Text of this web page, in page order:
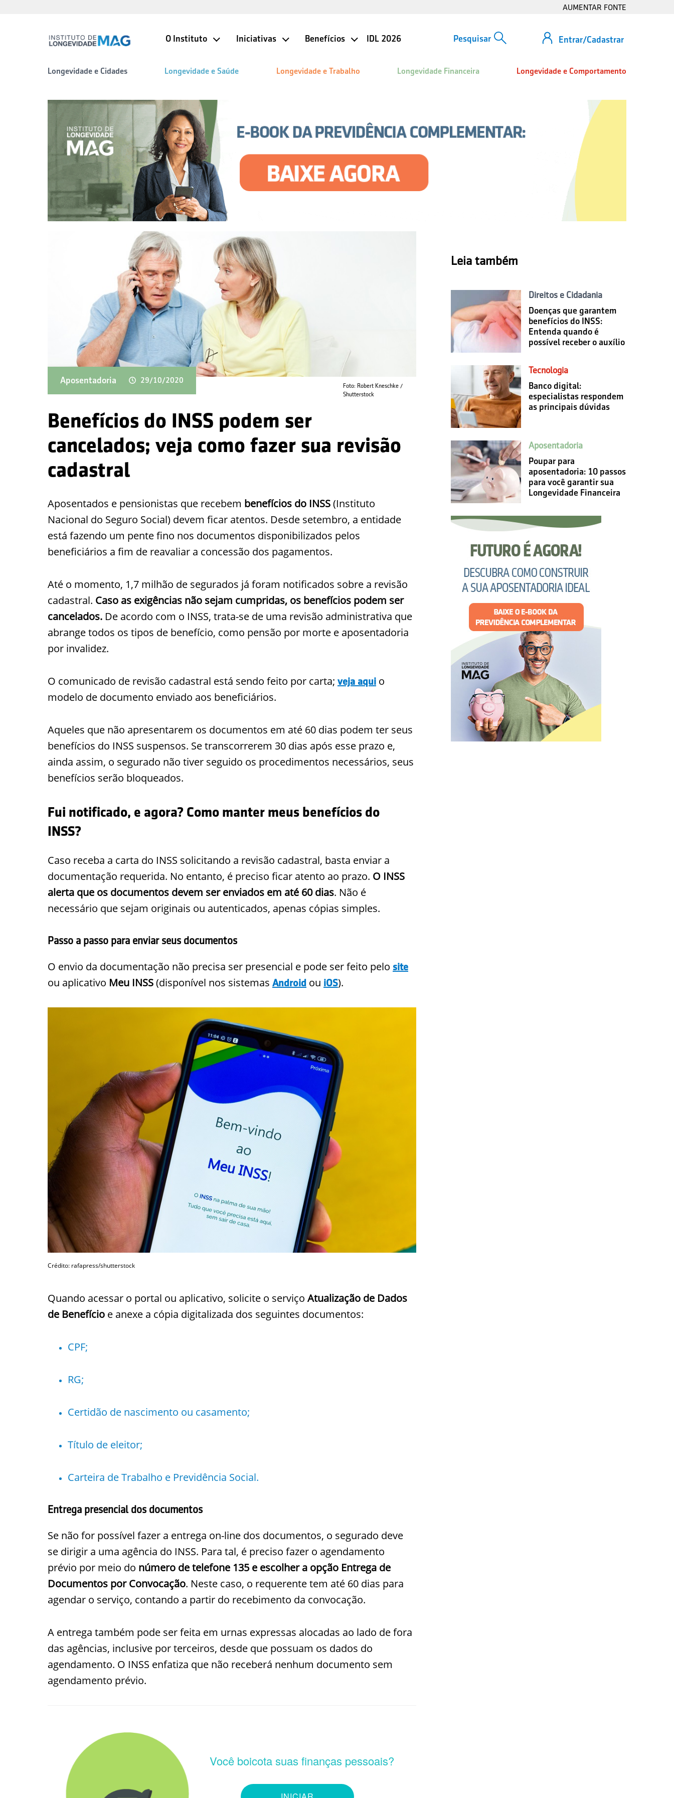
AUMENTAR FONTE
Entrar/Cadastrar
O Instituto Iniciativas Benefícios IDL 2026
Longevidade e Cidades Longevidade e Saúde Longevidade e Trabalho Longevidade Financeira Longevidade e Comportamento
Foto: Robert Kneschke /
Shutterstock
Aposentadoria 29/10/2020
Benefícios do INSS podem ser
cancelados; veja como fazer sua revisão
cadastral
Aposentados e pensionistas que recebem benefícios do INSS(Instituto
Nacional do Seguro Social) devem ficar atentos. Desde setembro, a entidade
está fazendo um pente fino nos documentos disponibilizados pelos
beneficiários a fim de reavaliar a concessão dos pagamentos.
Até o momento, 1,7 milhão de segurados já foram notificados sobre a revisão
cadastral. Caso as exigências não sejam cumpridas, os benefícios podem ser
cancelados. De acordo com o INSS, trata-se de uma revisão administrativa que
abrange todos os tipos de benefício, como pensão por morte e aposentadoria
por invalidez.
O comunicado de revisão cadastral está sendo feito por carta; veja aqui o
modelo de documento enviado aos beneficiários.
Aqueles que não apresentarem os documentos em até 60 dias podem ter seus
benefícios do INSS suspensos. Se transcorrerem 30 dias após esse prazo e,
ainda assim, o segurado não tiver seguido os procedimentos necessários, seus
benefícios serão bloqueados.
Fui notificado, e agora? Como manter meus benefícios do
INSS?
Caso receba a carta do INSS solicitando a revisão cadastral, basta enviar a
documentação requerida. No entanto, é preciso ficar atento ao prazo. O INSS
alerta que os documentos devem ser enviados em até 60 dias. Não é
necessário que sejam originais ou autenticados, apenas cópias simples.
Passo a passo para enviar seus documentos
O envio da documentação não precisa ser presencial e pode ser feito pelo site
ou aplicativo Meu INSS(disponível nos sistemas Android ou iOS).
Crédito: rafapress/shutterstock
Quando acessar o portal ou aplicativo, solicite o serviço Atualização de Dados
de Benefício e anexe a cópia digitalizada dos seguintes documentos:
CPF;
RG;
Certidão de nascimento ou casamento;
Título de eleitor;
Carteira de Trabalho e Previdência Social.
Entrega presencial dos documentos
Se não for possível fazer a entrega on-line dos documentos, o segurado deve
se dirigir a uma agência do INSS. Para tal, é preciso fazer o agendamento
prévio por meio do número de telefone 135 e escolher a opção Entrega de
Documentos por Convocação. Neste caso, o requerente tem até 60 dias para
agendar o serviço, contando a partir do recebimento da convocação.
A entrega também pode ser feita em urnas expressas alocadas ao lado de fora
das agências, inclusive por terceiros, desde que possuam os dados do
agendamento. O INSS enfatiza que não receberá nenhum documento sem
agendamento prévio.
Leia também
Direitos e Cidadania
Doenças que garantem
benefícios do INSS:
Entenda quando é
possível receber o auxílio
Tecnologia
Banco digital:
especialistas respondem
as principais dúvidas
Aposentadoria
Poupar para
aposentadoria: 10 passos
para você garantir sua
Longevidade Financeira